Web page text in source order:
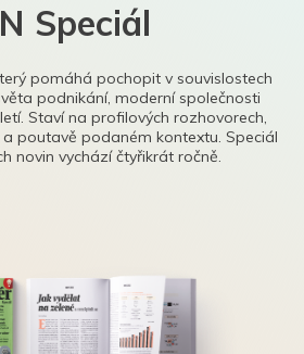
Speciál
pomáhá pochopit v souvislostech
podnikání, moderní společnosti
Staví na profilových rozhovorech,
poutavě podaném kontextu. Speciál
novin vychází čtyřikrát ročně.